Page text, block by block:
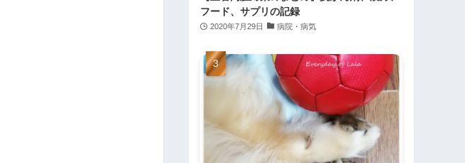
フード、サプリの記録
2020年7月29日 病院・病気